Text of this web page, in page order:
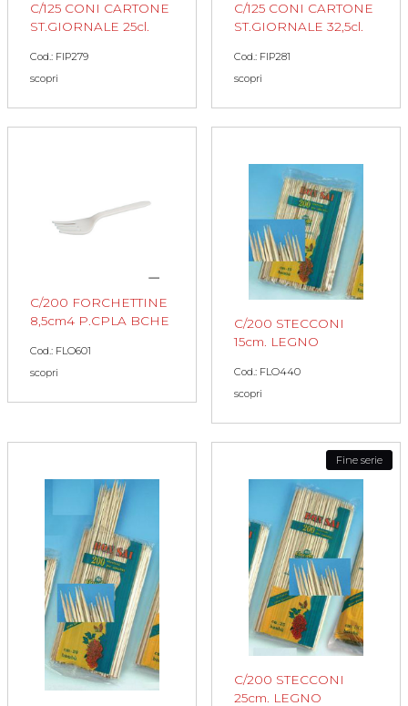
C/125 CONI CARTONE
ST.GIORNALE 25cl.
Cod.: FIP279
scopri
C/125 CONI CARTONE
ST.GIORNALE 32,5cl.
Cod.: FIP281
scopri
C/200 FORCHETTINE
8,5cm4 P.CPLA BCHE
Cod.: FLO601
scopri
C/200 STECCONI
15cm. LEGNO
Cod.: FLO440
scopri
Fine serie
C/200 STECCONI
25cm. LEGNO